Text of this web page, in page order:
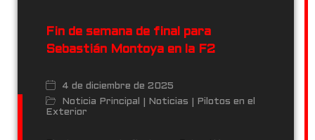
Fin de semana de final para
Sebastián Montoya en la F2
4 de diciembre de 2025
Noticia Principal
Noticias
Pilotos en el
Exterior